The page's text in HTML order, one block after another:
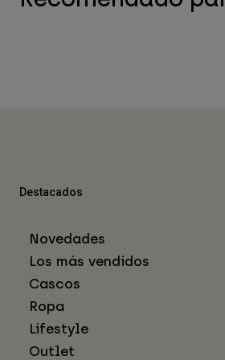
Destacados
Novedades
Los más vendidos
Cascos
Ropa
Lifestyle
Outlet